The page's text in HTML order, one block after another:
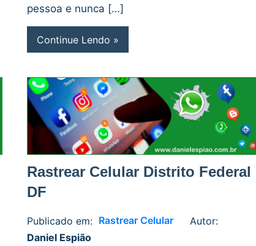
pessoa e nunca […]
Continue Lendo
Rastrear Celular Distrito Federal
DF
Publicado em: Rastrear Celular
Autor:
Daniel Espião
Daniel
1